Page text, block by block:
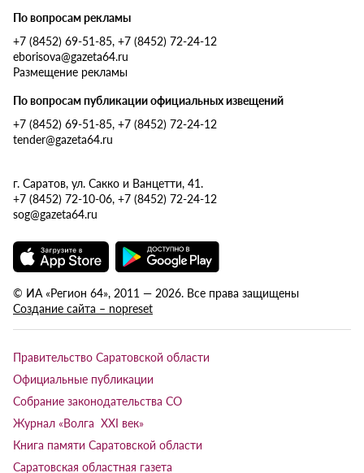
По вопросам рекламы
+7 (8452) 69-51-85, +7 (8452) 72-24-12
eborisova@gazeta64.ru
Размещение рекламы
По вопросам публикации официальных извещений
+7 (8452) 69-51-85, +7 (8452) 72-24-12
tender@gazeta64.ru
г. Саратов, ул. Сакко и Ванцетти, 41.
+7 (8452) 72-10-06, +7 (8452) 72-24-12
sog@gazeta64.ru
© ИА «Регион 64», 2011 — 2026. Все права защищены
Создание сайта – nopreset
Правительство Саратовской области
Официальные публикации
Собрание законодательства СО
Журнал «Волга XXI век»
Книга памяти Саратовской области
Саратовская областная газета